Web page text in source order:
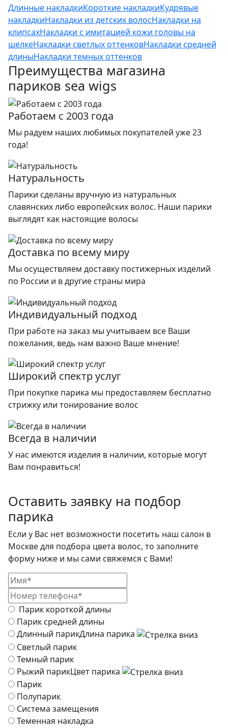
Длинные накладкиКороткие накладкиКудрявые
накладкиНакладки из детских волосНакладки на
клипсахНакладки с имитацией кожи головы на
шелкеНакладки светлых оттенковНакладки средней
длиныНакладки темных оттенков
Преимущества магазина
париков sea wigs
Работаем с 2003 года
Мы радуем наших любимых покупателей уже 23
года!
Натуральность
Парики сделаны вручную из натуральных
славянских либо европейских волос. Наши парики
выглядят как настоящие волосы
Доставка по всему миру
Мы осуществляем доставку постижерных изделий
по России и в другие страны мира
Индивидуальный подход
При работе на заказ мы учитываем все Ваши
пожелания, ведь нам важно Ваше мнение!
Широкий спектр услуг
При покупке парика мы предоставляем бесплатно
стрижку или тонирование волос
Всегда в наличии
У нас имеются изделия в наличии, которые могут
Вам понравиться!
Оставить заявку на подбор
парика
Если у Вас нет возможности посетить наш салон в
Москве для подбора цвета волос, то заполните
форму ниже и мы сами свяжемся с Вами!
Парик короткой длины
Парик средней длины
Длинный парикДлина парика
Светлый парик
Темный парик
Рыжий парикЦвет парика
Парик
Полупарик
Система замещения
Теменная накладка